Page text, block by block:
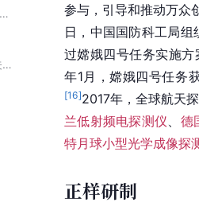
“嫦娥”号月球探测器系列
中国探月工程的相关探测器
参与 ，引导和推动万
日，中国国防科工局
过嫦娥四号任务实施
年1月，嫦娥四号任务
[16]2017年，全球航天
兰低射频电探测仪
德
特月球小型光学成像探
正样研制